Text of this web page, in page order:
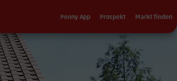
Penny App Prospekt Markt finden